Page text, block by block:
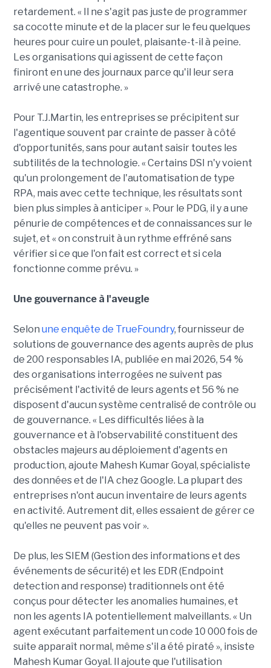
retardement. « Il ne s'agit pas juste de programmer
sa cocotte minute et de la placer sur le feu quelques
heures pour cuire un poulet, plaisante-t-il à peine.
Les organisations qui agissent de cette façon
finiront en une des journaux parce qu'il leur sera
arrivé une catastrophe. »
Pour T.J.Martin, les entreprises se précipitent sur
l'agentique souvent par crainte de passer à côté
d'opportunités, sans pour autant saisir toutes les
subtilités de la technologie. « Certains DSI n'y voient
qu'un prolongement de l'automatisation de type
RPA, mais avec cette technique, les résultats sont
bien plus simples à anticiper ». Pour le PDG, il y a une
pénurie de compétences et de connaissances sur le
sujet, et « on construit à un rythme effréné sans
vérifier si ce que l'on fait est correct et si cela
fonctionne comme prévu. »
Une gouvernance à l'aveugle
Selon une enquête de TrueFoundry, fournisseur de
solutions de gouvernance des agents auprès de plus
de 200 responsables IA, publiée en mai 2026, 54 %
des organisations interrogées ne suivent pas
précisément l'activité de leurs agents et 56 % ne
disposent d'aucun système centralisé de contrôle ou
de gouvernance. « Les difficultés liées à la
gouvernance et à l'observabilité constituent des
obstacles majeurs au déploiement d'agents en
production, ajoute Mahesh Kumar Goyal, spécialiste
des données et de l'IA chez Google. La plupart des
entreprises n'ont aucun inventaire de leurs agents
en activité. Autrement dit, elles essaient de gérer ce
qu'elles ne peuvent pas voir ».
De plus, les SIEM (Gestion des informations et des
événements de sécurité) et les EDR (Endpoint
detection and response) traditionnels ont été
conçus pour détecter les anomalies humaines, et
non les agents IA potentiellement malveillants. « Un
agent exécutant parfaitement un code 10 000 fois de
suite apparaît normal, même s'il a été piraté », insiste
Mahesh Kumar Goyal. Il ajoute que l'utilisation